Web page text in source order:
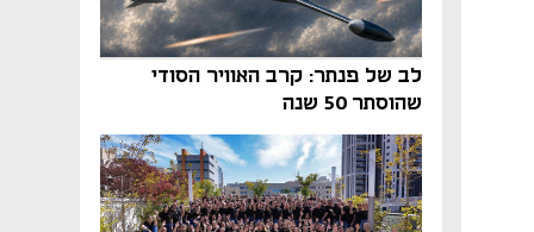
לב של פנתר: קרב האוויר הסודי
שהוסתר 50 שנה